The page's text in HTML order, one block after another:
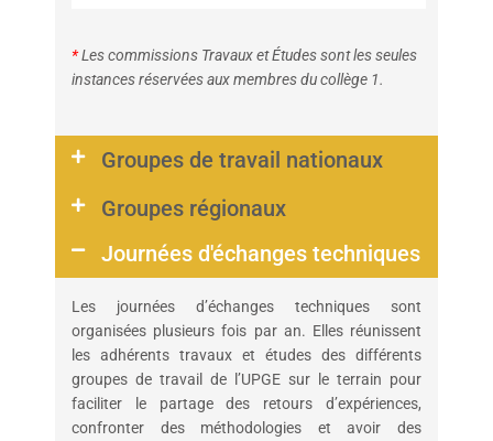
*Les commissions Travaux et Études sont les seules
instances réservées aux membres du collège 1.
Groupes de travail nationaux
Groupes régionaux
Journées d'échanges techniques
Les journées d’échanges techniques sont
organisées plusieurs fois par an. Elles réunissent
les adhérents travaux et études des différents
groupes de travail de l’UPGE sur le terrain pour
faciliter le partage des retours d’expériences,
confronter des méthodologies et avoir des